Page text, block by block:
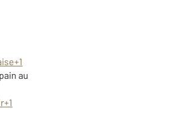
+1
au
+1